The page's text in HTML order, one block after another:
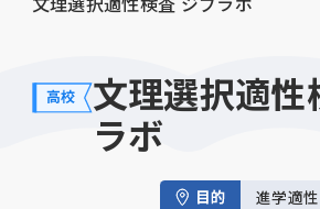
文理選択適性
ラボ
進学適性